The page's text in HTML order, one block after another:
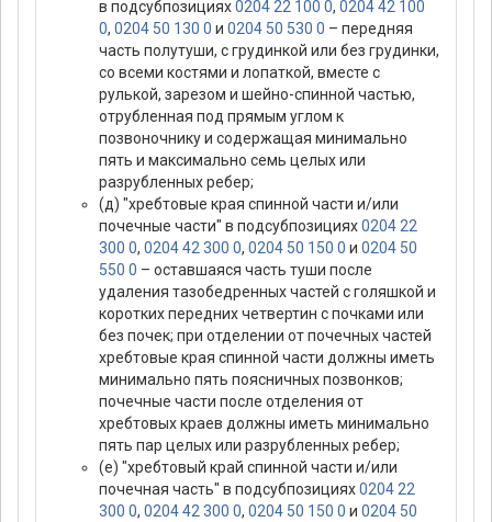
в подсубпозициях0204 22 100 0, 0204 42 100
0, 0204 50 130 0 и 0204 50 530 0 – передняя
часть полутуши, с грудинкой или без грудинки,
со всеми костями и лопаткой, вместе с
рулькой, зарезом и шейно-спинной частью,
отрубленная под прямым углом к
позвоночнику и содержащая минимально
пять и максимально семь целых или
разрубленных ребер;
(д) "хребтовые края спинной части и/или
почечные части" в подсубпозициях0204 22
300 0, 0204 42 300 0, 0204 50 150 0 и 0204 50
550 0 – оставшаяся часть туши после
удаления тазобедренных частей с голяшкой и
коротких передних четвертин с почками или
без почек; при отделении от почечных частей
хребтовые края спинной части должны иметь
минимально пять поясничных позвонков;
почечные части после отделения от
хребтовых краев должны иметь минимально
пять пар целых или разрубленных ребер;
(е) "хребтовый край спинной части и/или
почечная часть" в подсубпозициях0204 22
300 0, 0204 42 300 0, 0204 50 150 0 и 0204 50